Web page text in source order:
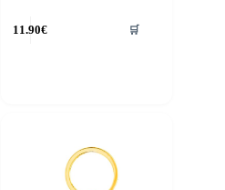
11.90€ 🛒